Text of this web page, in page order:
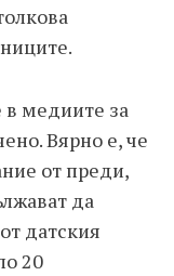
медиите за
Вярно е, че
от преди,
да
датския
20